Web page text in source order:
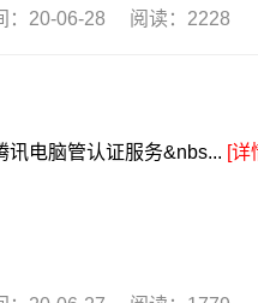
：20-06-28 阅读：2228
电脑管认证服务&nbs... [详